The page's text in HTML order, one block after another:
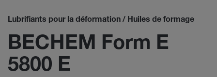
Lubrifiants pour la déformation / Huiles de formage
BECHEM Form E
5800 E